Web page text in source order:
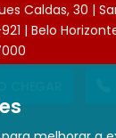
Caldas, 30 |
| Belo